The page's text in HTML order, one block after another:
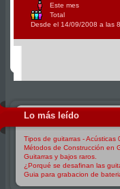
Este mes
Total
Desde el 14/09/2008 a las
Lo más leído
Tipos de guitarras - Acústicas
Métodos de Construcción en
Guitarras y bajos raros.
¿Porqué se desafinan las
Guia para grabacion de